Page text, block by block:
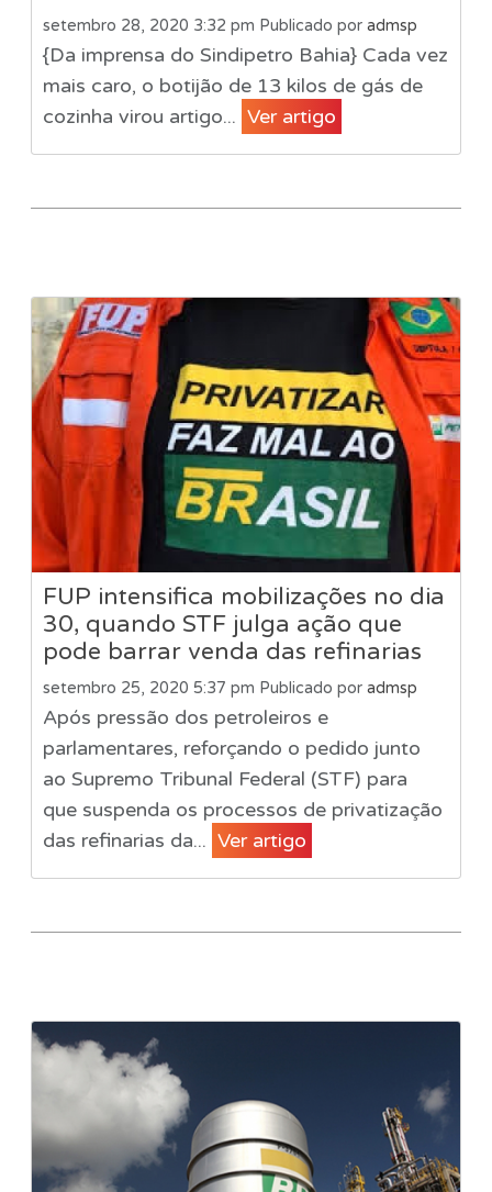
setembro 28, 2020 3:32 pm Publicado por admsp
{Da imprensa do Sindipetro Bahia} Cada vez
mais caro, o botijão de 13 kilos de gás de
cozinha virou artigo... Ver artigo
FUP intensifica mobilizações no dia
30, quando STF julga ação que
pode barrar venda das refinarias
setembro 25, 2020 5:37 pm Publicado por admsp
Após pressão dos petroleiros e
parlamentares, reforçando o pedido junto
ao Supremo Tribunal Federal (STF) para
que suspenda os processos de privatização
das refinarias da... Ver artigo